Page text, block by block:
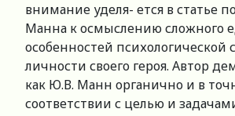
внимание уделя- ется в статье
Манна к осмыслению сложного
особенностей психологической
личности своего героя. Автор
как Ю.В. Манн органично и в
соответствии с целью и